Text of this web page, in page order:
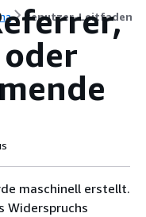
Benutzer-Leitfaden
maschinell erstellt.
Widerspruchs